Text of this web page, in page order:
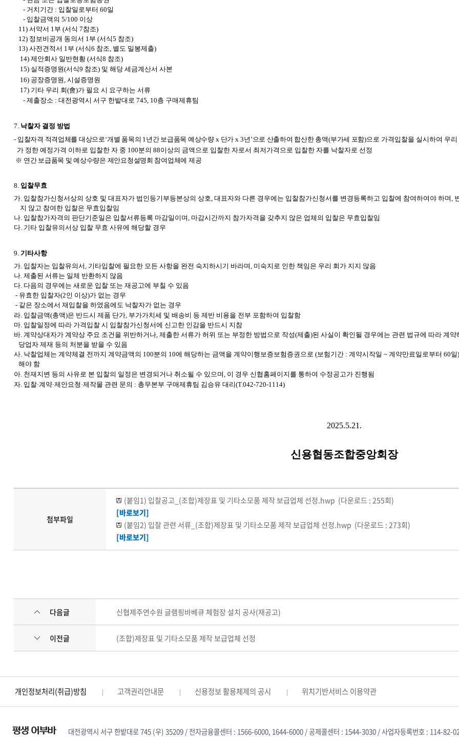
- 거치기간 : 입찰일로부터 60일
- 입찰금액의 5/100 이상
11) 서약서 1부 (서식 7참조)
12) 정보비공개 동의서 1부 (서식5 참조)
13) 사전견적서 1부 (서식6 참조, 별도 밀봉제출)
14) 제안회사 일반현황 (서식8 참조)
15) 실적증명원(서식9 참조) 및 해당 세금계산서 사본
16) 공장증명원, 시설증명원
17) 기타 우리 회(會)가 필요 시 요구하는 서류
- 제출장소 : 대전광역시 서구 한밭대로 745, 10층 구매제휴팀
7. 낙찰자 결정 방법
- 입찰자격 적격업체를 대상으로‘개별 품목의 1년간 보급품목 예상수량 x 단가 x 3년 ’으로 산출하여 합산한 총액(부가세 포함)으로 가격입찰을 실시하여 우리
가 정한 예정가격 이하로 입찰한 자 중 100분의 88이상의 금액으로 입찰한 자로서 최저가격으로 입찰한 자를 낙찰자로 선정
※ 연간 보급품목 및 예상수량은 제안요청설명회 참여업체에 제공
8. 입찰무효
가. 입찰참가신청서상의 상호 및 대표자가 법인등기부등본상의 상호, 대표자와 다른 경우에는 입찰참가신청서를 변경등록하고 입찰에 참여하여야 하며,
지 않고 참여한 입찰은 무효입찰임
나. 입찰참가자격의 판단기준일은 입찰서류등록 마감일이며, 마감시간까지 참가자격을 갖추지 않은 업체의 입찰은 무효입찰임
다. 기타 입찰유의서상 입찰 무효 사유에 해당할 경우
9. 기타사항
가. 입찰자는 입찰유의서, 기타입찰에 필요한 모든 사항을 완전 숙지하시기 바라며, 미숙지로 인한 책임은 우리 회가 지지 않음
나. 제출된 서류는 일체 반환하지 않음
다. 다음의 경우에는 새로운 입찰 또는 재공고에 부칠 수 있음
- 유효한 입찰자(2인 이상)가 없는 경우
- 같은 장소에서 재입찰을 하였음에도 낙찰자가 없는 경우
라. 입찰금액(총액)은 반드시 제품 단가, 부가가치세 및 배송비 등 제반 비용을 전부 포함하여 입찰함
마. 입찰일정에 따라 가격입찰 시 입찰참가신청서에 신고한 인감을 반드시 지참
바. 계약상대자가 계약상 주요 조건을 위반하거나, 제출한 서류가 허위 또는 부정한 방법으로 작성(제출)된 사실이 확인될 경우에는 관련 법규에 따라 계약
당업자 제재 등의 처분을 받을 수 있음
사. 낙찰업체는 계약체결 전까지 계약금액의 100분의 10에 해당하는 금액을 계약이행보증보험증권으로 (보험기간 : 계약시작일 ~ 계약만료일로부터 60일
해야 함
아. 천재지변 등의 사유로 본 입찰의 일정은 변경되거나 취소될 수 있으며, 이 경우 신협홈페이지를 통하여 수정공고가 진행됨
자. 입찰·계약·제안요청·제작물 관련 문의 : 총무본부 구매제휴팀 김승유 대리(T.042-720-1114)
2025.5.21.
신용협동조합중앙회장
첨부파일
(붙임1) 입찰공고_(조합)제장표 및 기타소모품 제작 보급업체 선정.hwp (다운로드 : 255회)
[바로보기]
(붙임2) 입찰 관련 서류_(조합)제장표 및 기타소모품 제작 보급업체 선정.hwp (다운로드 : 273회)
[바로보기]
(붙임2) 입찰 관련 서류_(조합)제장표 및 기타소모품 제작 보급업체 선정.hwp(다운로드 : 244회)
다음글 신협제주연수원 글램핑바베큐 체험장 설치 공사(재공고)
이전글 (조합)제장표 및 기타소모품 제작 보급업체 선정
개인정보처리(취급)방침 고객권리안내문 신용정보 활용체제의 공시 위치기반서비스 이용약관
대전광역시 서구 한밭대로 745 (우) 35209 / 전자금융콜센터 : 1566-6000, 1644-6000 / 공제콜센터 : 1544-3030 / 사업자등록번호 : 114-82-